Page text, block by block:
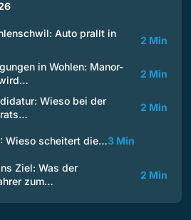
Auto prallt in
2 Min
in Wohlen: Manor-
2 Min
Wieso bei der
2 Min
Wieso scheitert die…3 Min
Ziel: Was der
zum…
2 Min